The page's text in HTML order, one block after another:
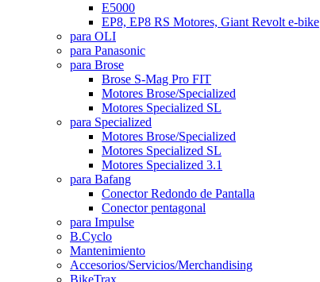
E5000
EP8, EP8 RS Motores, Giant Revolt e-bike
para OLI
para Panasonic
para Brose
Brose S-Mag Pro FIT
Motores Brose/Specialized
Motores Specialized SL
para Specialized
Motores Brose/Specialized
Motores Specialized SL
Motores Specialized 3.1
para Bafang
Conector Redondo de Pantalla
Conector pentagonal
para Impulse
B.Cyclo
Mantenimiento
Accesorios/Servicios/Merchandising
BikeTrax